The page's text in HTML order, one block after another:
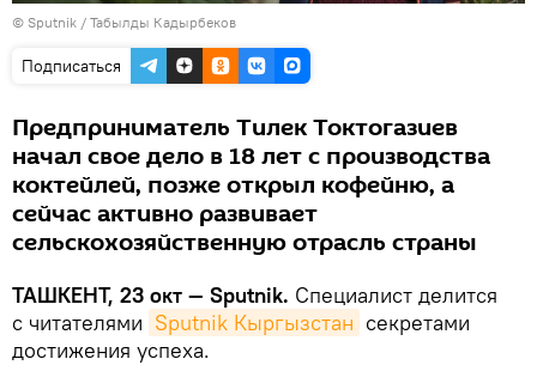
© Sputnik / Табылды Кадырбеков
Подписаться
Предприниматель Тилек Токтогазиев
начал свое дело в 18 лет с производства
коктейлей, позже открыл кофейню, а
сейчас активно развивает
сельскохозяйственную отрасль страны
ТАШКЕНТ, 23 окт — Sputnik. Специалист делится
с читателями Sputnik Кыргызстан секретами
достижения успеха.